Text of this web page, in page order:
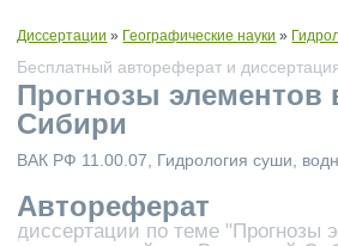
Диссертации » Географические науки »
Бесплатный автореферат и
Прогнозы элементов
Сибири
ВАК РФ 11.00.07, Гидрология суши,
Автореферат
диссертации по теме "Прогнозы